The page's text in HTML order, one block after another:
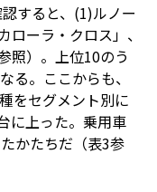
すると、(1)ルノー
ローラ・クロス」、
照）。上位10のう
る。ここからも、
をセグメント別に
に上った。乗用車
かたちだ（表3参